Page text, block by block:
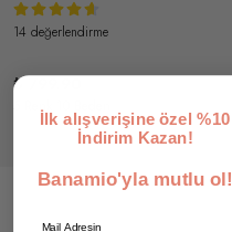
14 değerlendirme
₺ 799.90
5 Renk 10 Beden
İlk alışverişine özel %10
İndirim Kazan!
Banamio'yla mutlu ol!